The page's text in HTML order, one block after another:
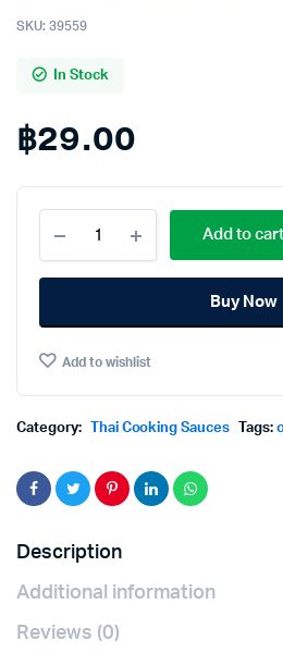
SKU: 39559
In Stock
฿29.00
Bird
Oyster
Sauce
ซอส
นางรม
ขั้ว
quantity
Add to cart
Buy Now
Add to wishlist
Category: Thai Cooking Sauces Tags:
Description
Additional information
Reviews (0)